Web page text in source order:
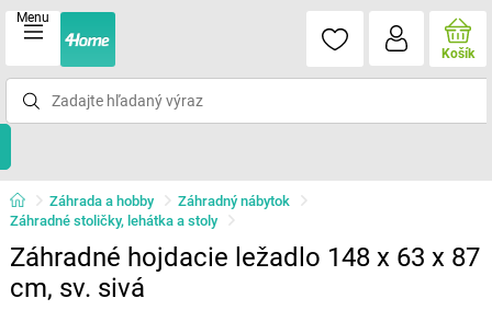
Menu
Košík
Záhrada a hobby
Záhradný nábytok
Záhradné stoličky, lehátka a stoly
Záhradné hojdacie ležadlo 148 x 63 x 87
cm, sv. sivá